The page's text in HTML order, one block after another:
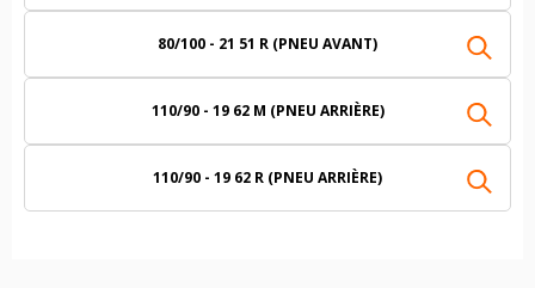
80/100 - 21 51 R (PNEU AVANT)
110/90 - 19 62 M (PNEU ARRIÈRE)
110/90 - 19 62 R (PNEU ARRIÈRE)